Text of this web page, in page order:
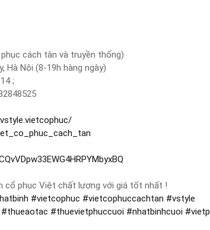
cách tân và truyền thống)
Hà Nội (8-19h hàng ngày)
;
cổ phục Việt chất lượng với giá tốt nhất !
#vietcophuc #vietcophuccachtan #vstyle
#thueaotac #thuevietphuccuoi #nhatbinhcuoi #